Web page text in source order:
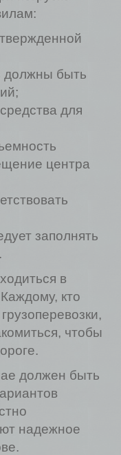
должны быть
для
центра
заполнять
в
кто
чтобы
должен быть
надежное